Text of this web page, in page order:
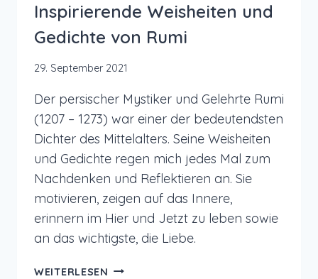
Inspirierende Weisheiten und
Gedichte von Rumi
29. September 2021
Der persischer Mystiker und Gelehrte Rumi
(1207 – 1273) war einer der bedeutendsten
Dichter des Mittelalters. Seine Weisheiten
und Gedichte regen mich jedes Mal zum
Nachdenken und Reflektieren an. Sie
motivieren, zeigen auf das Innere,
erinnern im Hier und Jetzt zu leben sowie
an das wichtigste, die Liebe.
WEITERLESEN INSPIRIERENDE